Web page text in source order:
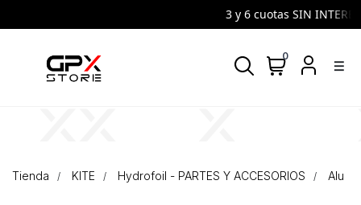
3 y 6 cuotas SIN
density_medium
0
Tienda KITE Hydrofoil - PARTES Y ACCESORIOS Alu